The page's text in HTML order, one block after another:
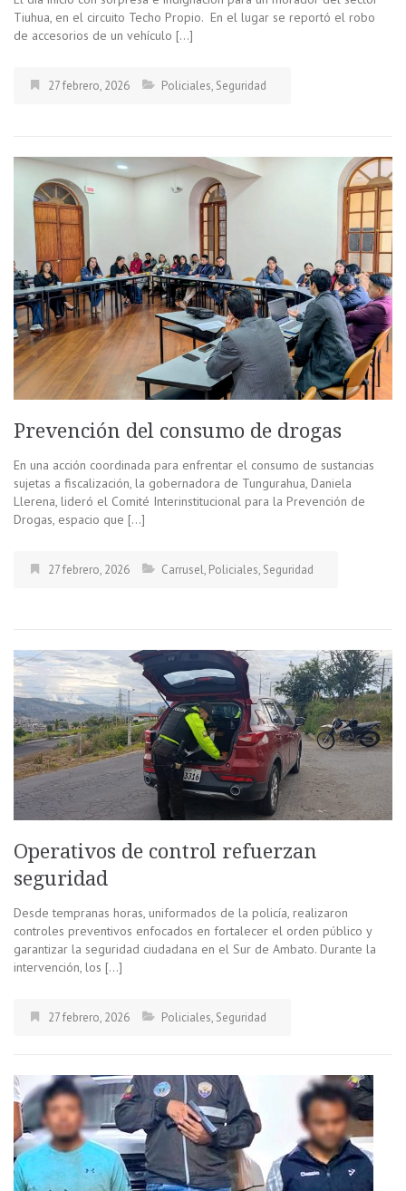
Tiuhua, en el circuito Techo Propio. En el lugar se reportó el robo
de accesorios de un vehículo […]
27 febrero, 2026 Policiales, Seguridad
Prevención del consumo de drogas
En una acción coordinada para enfrentar el consumo de sustancias
sujetas a fiscalización, la gobernadora de Tungurahua, Daniela
Llerena, lideró el Comité Interinstitucional para la Prevención de
Drogas, espacio que […]
27 febrero, 2026 Carrusel, Policiales, Seguridad
Operativos de control refuerzan
seguridad
Desde tempranas horas, uniformados de la policía, realizaron
controles preventivos enfocados en fortalecer el orden público y
garantizar la seguridad ciudadana en el Sur de Ambato. Durante la
intervención, los […]
27 febrero, 2026 Policiales, Seguridad